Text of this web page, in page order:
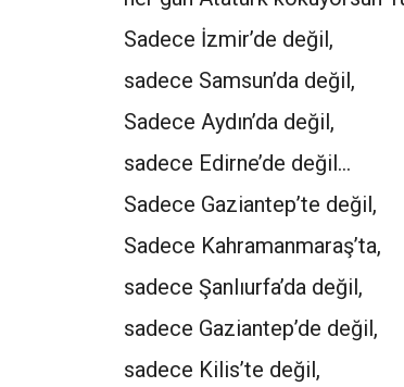
Sadece İzmir’de değil,
sadece Samsun’da değil,
Sadece Aydın’da değil,
sadece Edirne’de değil…
Sadece Gaziantep’te değil,
Sadece Kahramanmaraş’ta,
sadece Şanlıurfa’da değil,
sadece Gaziantep’de değil,
sadece Kilis’te değil,